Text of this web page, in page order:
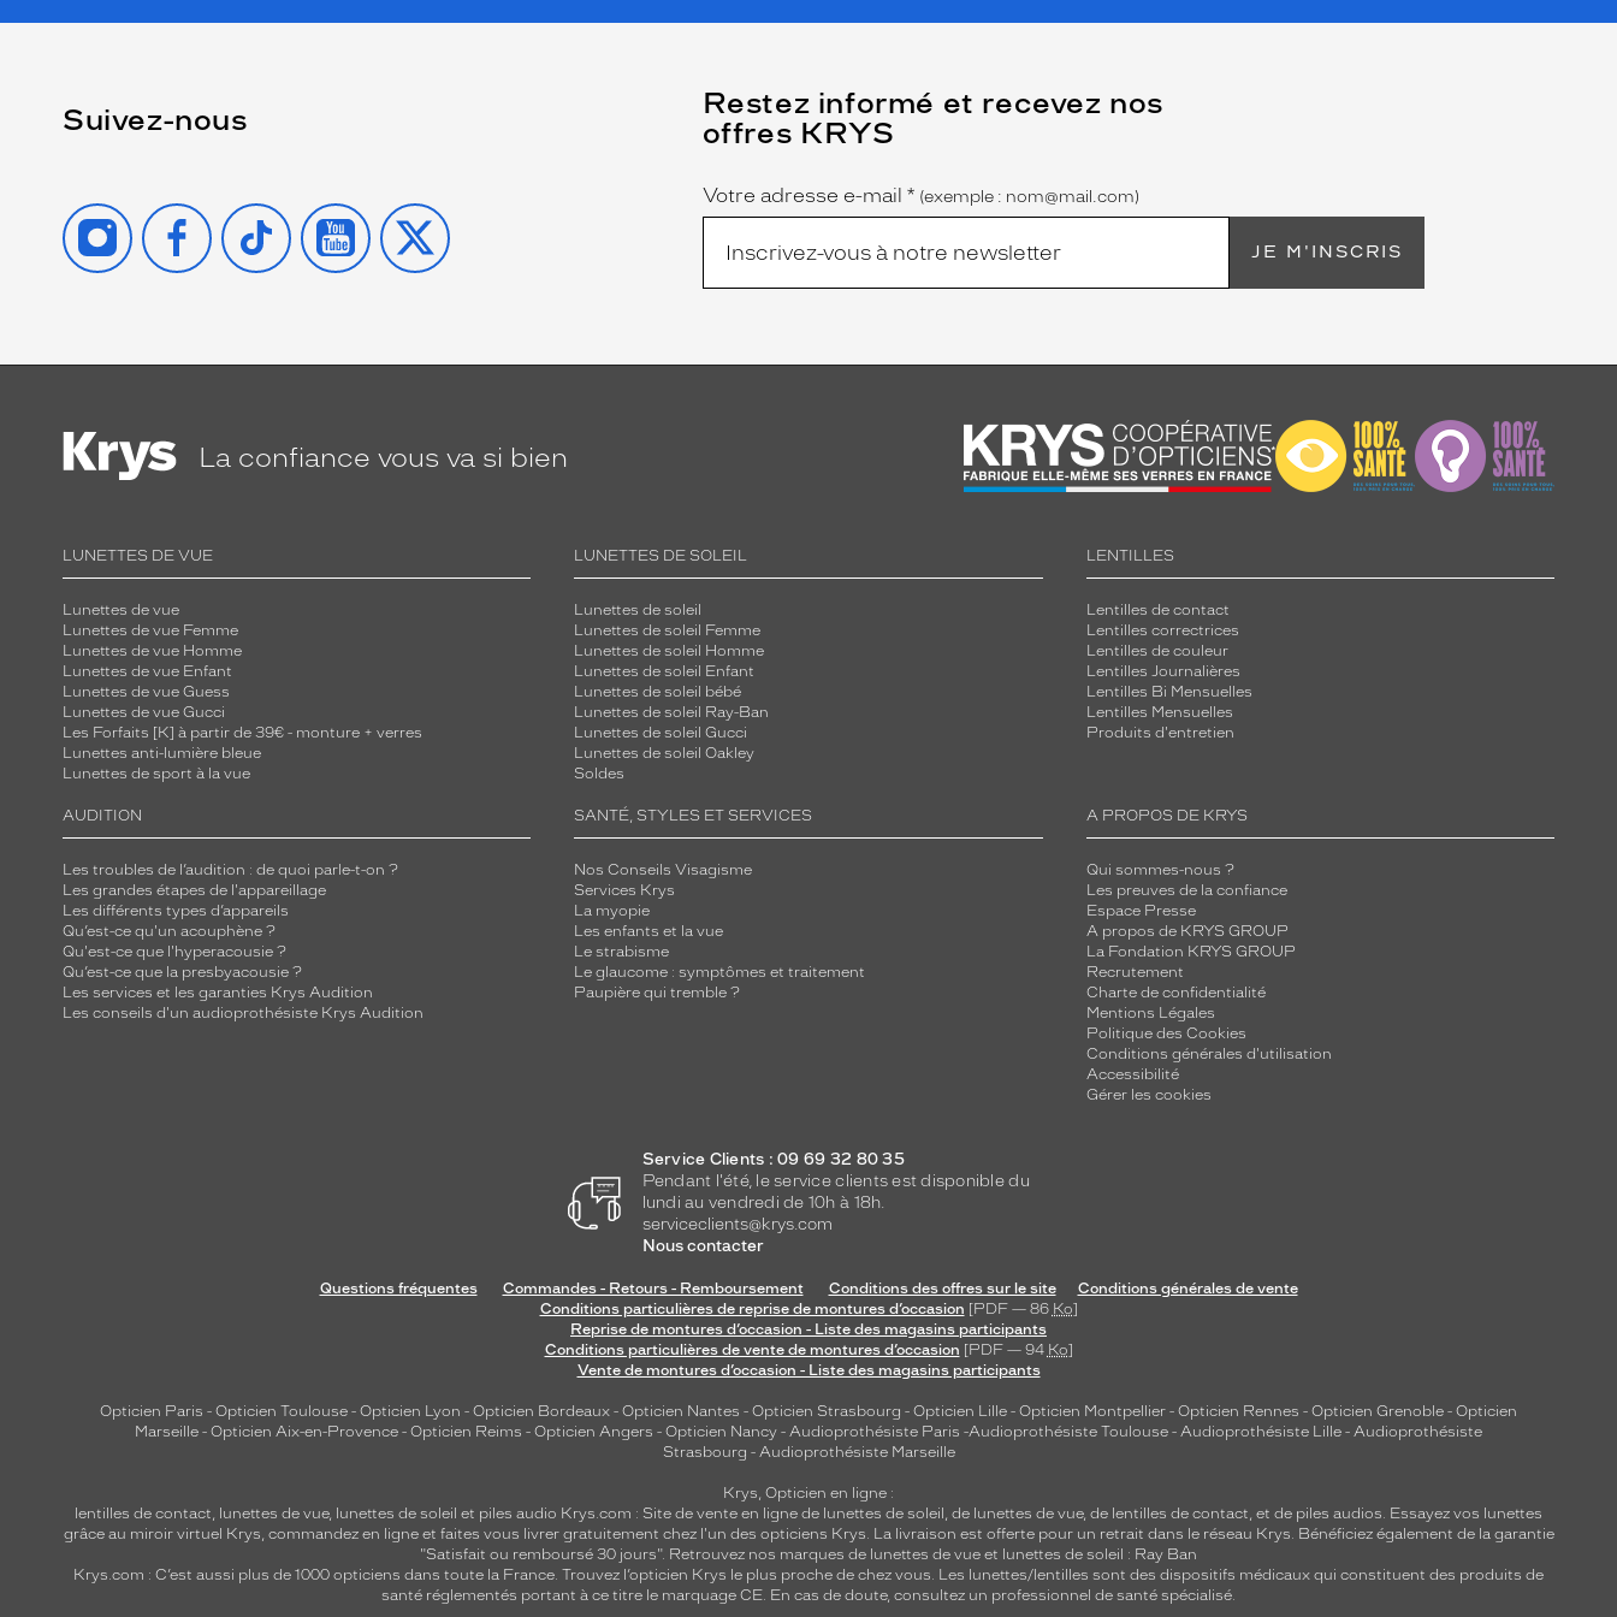
Suivez-nous
INSTAGRAMFACEBOOK
TIKTOK YOUTUBE
X
Restez informé et recevez nos
offres KRYS
Name
Votre adresse e-mail *
(Ce
champ
est
obligatoire)
(exemple : nom@mail.com)
JE M'INSCRIS
La confiance vous va si bien
LUNETTES DE VUE
Lunettes de vue
Lunettes de vue Femme
Lunettes de vue Homme
Lunettes de vue Enfant
Lunettes de vue Guess
Lunettes de vue Gucci
Les Forfaits [K] à partir de 39€ - monture + verres
Lunettes anti-lumière bleue
Lunettes de sport à la vue
LUNETTES DE SOLEIL
Lunettes de soleil
Lunettes de soleil Femme
Lunettes de soleil Homme
Lunettes de soleil Enfant
Lunettes de soleil bébé
Lunettes de soleil Ray-Ban
Lunettes de soleil Gucci
Lunettes de soleil Oakley
Soldes
LENTILLES
Lentilles de contact
Lentilles correctrices
Lentilles de couleur
Lentilles Journalières
Lentilles Bi Mensuelles
Lentilles Mensuelles
Produits d'entretien
AUDITION
Les troubles de l’audition : de quoi parle-t-on ?
Les grandes étapes de l'appareillage
Les différents types d’appareils
Qu’est-ce qu'un acouphène ?
Qu'est-ce que l'hyperacousie ?
Qu’est-ce que la presbyacousie ?
Les services et les garanties Krys Audition
Les conseils d'un audioprothésiste Krys Audition
SANTÉ, STYLES ET SERVICES
Nos Conseils Visagisme
Services Krys
La myopie
Les enfants et la vue
Le strabisme
Le glaucome : symptômes et traitement
Paupière qui tremble ?
A PROPOS DE KRYS
Qui sommes-nous ?
Les preuves de la confiance
Espace Presse
A propos de KRYS GROUP
La Fondation KRYS GROUP
Recrutement
Charte de confidentialité
Mentions Légales
Politique des Cookies
Conditions générales d'utilisation
Accessibilité
Gérer les cookies
Service Clients : 09 69 32 80 35
Pendant l'été, le service clients est disponible du
lundi au vendredi de 10h à 18h.
serviceclients@krys.com
Nous contacter
Questions fréquentes Commandes - Retours - Remboursement Conditions des offres sur le site
Conditions générales de vente
Conditions particulières de reprise de montures d’occasion [PDF — 86 Ko]
Reprise de montures d’occasion - Liste des magasins participants
Conditions particulières de vente de montures d’occasion [PDF — 94 Ko]
Vente de montures d’occasion - Liste des magasins participants
Opticien Paris - Opticien Toulouse - Opticien Lyon - Opticien Bordeaux - Opticien Nantes - Opticien Strasbourg - Opticien Lille - Opticien Montpellier - Opticien Rennes - Opticien Grenoble - Opticien
Marseille - Opticien Aix-en-Provence - Opticien Reims - Opticien Angers - Opticien Nancy - Audioprothésiste Paris -Audioprothésiste Toulouse - Audioprothésiste Lille - Audioprothésiste
Strasbourg - Audioprothésiste Marseille
Krys, Opticien en ligne :
lentilles de contact, lunettes de vue, lunettes de soleil et piles audio Krys.com : Site de vente en ligne de lunettes de soleil, de lunettes de vue, de lentilles de contact, et de piles audios. Essayez vos lunettes
grâce au miroir virtuel Krys, commandez en ligne et faites vous livrer gratuitement chez l'un des opticiens Krys. La livraison est offerte pour un retrait dans le réseau Krys. Bénéficiez également de la garantie
"Satisfait ou remboursé 30 jours". Retrouvez nos marques de lunettes de vue et lunettes de soleil : Ray Ban
Krys.com : C’est aussi plus de 1000 opticiens dans toute la France. Trouvez l’opticien Krys le plus proche de chez vous. Les lunettes/lentilles sont des dispositifs médicaux qui constituent des produits de
santé réglementés portant à ce titre le marquage CE. En cas de doute, consultez un professionnel de santé spécialisé.